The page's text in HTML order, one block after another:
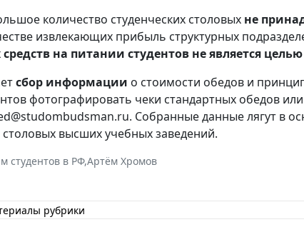
количество студенческих столовых не
извлекающих прибыль структурных
на питании студентов не является
сбор информации о стоимости обедов и
фотографировать чеки стандартных обедов
Собранные данные лягут в
высших учебных заведений.
студентов в РФ,Артём Хромов
рубрики